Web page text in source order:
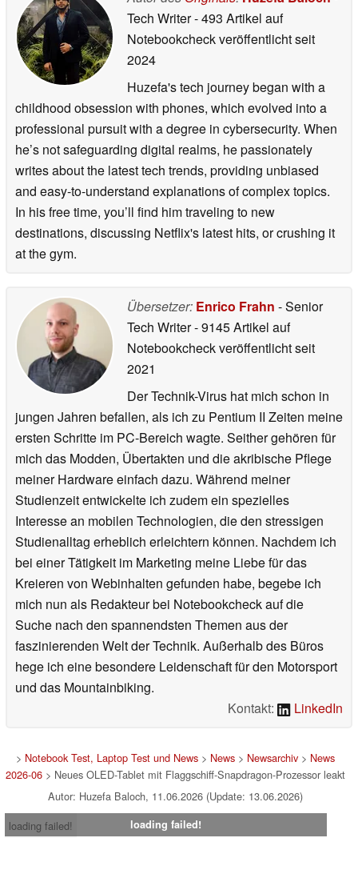
Tech Writer- 493 Artikel auf
Notebookcheck veröffentlichtseit
2024
Huzefa's tech journey began with a
childhood obsession with phones, which evolved into a
professional pursuit with a degree in cybersecurity. When
he’s not safeguarding digital realms, he passionately
writes about the latest tech trends, providing unbiased
and easy-to-understand explanations of complex topics.
In his free time, you’ll find him traveling to new
destinations, discussing Netflix's latest hits, or crushing it
at the gym.
Übersetzer: Enrico Frahn - Senior
Tech Writer- 9145 Artikel auf
Notebookcheck veröffentlichtseit
2021
Der Technik-Virus hat mich schon in
jungen Jahren befallen, als ich zu Pentium II Zeiten meine
ersten Schritte im PC-Bereich wagte. Seither gehören für
mich das Modden, Übertakten und die akribische Pflege
meiner Hardware einfach dazu. Während meiner
Studienzeit entwickelte ich zudem ein spezielles
Interesse an mobilen Technologien, die den stressigen
Studienalltag erheblich erleichtern können. Nachdem ich
bei einer Tätigkeit im Marketing meine Liebe für das
Kreieren von Webinhalten gefunden habe, begebe ich
mich nun als Redakteur bei Notebookcheck auf die
Suche nach den spannendsten Themen aus der
faszinierenden Welt der Technik. Außerhalb des Büros
hege ich eine besondere Leidenschaft für den Motorsport
und das Mountainbiking.
Kontakt:
LinkedIn
> Notebook Test, Laptop Test und News> News> Newsarchiv> News
2026-06> Neues OLED-Tablet mit Flaggschiff-Snapdragon-Prozessor leakt
Autor: Huzefa Baloch, 11.06.2026 (Update: 13.06.2026)
loading failed!
loading failed!